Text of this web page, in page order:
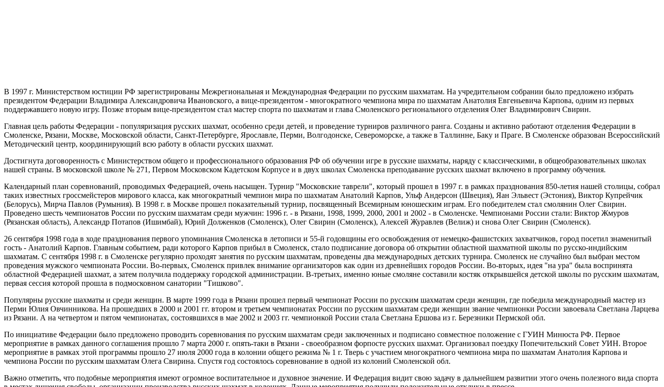
В 1997 г. Министерством юстиции РФ зарегистрированы Межрегиональная и Международная Федерации по русским шахматам. На учредительном собрании было предложено избрать
президентом Федерации Владимира Александровича Ивановского, а вице-президентом - многократного чемпиона мира по шахматам Анатолия Евгеньевича Карпова, одним из первых
поддержавшего новую игру. Позже вторым вице-президентом стал мастер спорта по шахматам и глава Смоленского регионального отделения Олег Владимирович Свирин.
Главная цель работы Федерации - популяризация русских шахмат, особенно среди детей, и проведение турниров различного ранга. Созданы и активно работают отделения Федерации в
Смоленске, Рязани, Москве, Московской области, Санкт-Петербурге, Ярославле, Перми, Волгодонске, Североморске, а также в Таллинне, Баку и Праге. В Смоленске образован Всероссийский
Методический центр, координирующий всю работу в области русских шахмат.
Достигнута договоренность с Министерством общего и профессионального образования РФ об обучении игре в русские шахматы, наряду с классическими, в общеобразовательных школах
нашей страны. В московской школе № 271, Первом Московском Кадетском Корпусе и в двух школах Смоленска преподавание русских шахмат включено в программу обучения.
Календарный план соревнований, проводимых Федерацией, очень насыщен. Турнир "Московские таврели", который прошел в 1997 г. в рамках празднования 850-летия нашей столицы, собрал
таких известных гроссмейстеров мирового класса, как многократный чемпион мира по шахматам Анатолий Карпов, Ульф Андерсон (Швеция), Яан Эльвест (Эстония), Виктор Купрейчик
(Белорусь), Мирча Павлов (Румыния). В 1998 г. в Москве прошел показательный турнир, посвященный Всемирным юношеским играм. Его победителем стал смолянин Олег Свирин.
Проведено шесть чемпионатов России по русским шахматам среди мужчин: 1996 г. - в Рязани, 1998, 1999, 2000, 2001 и 2002 - в Смоленске. Чемпионами России стали: Виктор Жмуров
(Рязанская область), Александр Потапов (Ишимбай), Юрий Долженков (Смоленск), Олег Свирин (Смоленск), Алексей Журавлев (Велиж) и снова Олег Свирин (Смоленск).
26 сентября 1998 года в ходе празднования первого упоминания Смоленска в летописи и 55-й годовщины его освобождения от немецко-фашистских захватчиков, город посетил знаменитый
гость - Анатолий Карпов. Главным событием, ради которого Карпов прибыл в Смоленск, стало подписание договора об открытии областной шахматной школы по русско-индийским
шахматам. С сентября 1998 г. в Смоленске регулярно проходят занятия по русским шахматам, проведены два международных детских турнира. Смоленск не случайно был выбран местом
проведения мужского чемпионата России. Во-первых, Смоленск привлек внимание организаторов как один из древнейших городов России. Во-вторых, идея "на ура" была воспринята
областной Федерацией шахмат, а затем получила поддержку городской администрации. В-третьих, именно юные смоляне составили костяк открывшейся детской школы по русским шахматам,
первая сессия которой прошла в подмосковном санатории "Тишково".
Популярны русские шахматы и среди женщин. В марте 1999 года в Рязани прошел первый чемпионат России по русским шахматам среди женщин, где победила международный мастер из
Перми Юлия Овчинникова. На прошедших в 2000 и 2001 гг. втором и третьем чемпионатах России по русским шахматам среди женщин звание чемпионки России завоевала Светлана Ларцева
из Рязани. А на четвертом и пятом чемпионатах, состоявшихся в мае 2002 и 2003 гг. чемпионкой России стала Светлана Ершова из г. Березники Пермской обл.
По инициативе Федерации было предложено проводить соревнования по русским шахматам среди заключенных и подписано совместное положение с ГУИН Минюста РФ. Первое
мероприятие в рамках данного соглашения прошло 7 марта 2000 г. опять-таки в Рязани - своеобразном форпосте русских шахмат. Организовал поездку Попечительский Совет УИН. Второе
мероприятие в рамках этой программы прошло 27 июля 2000 года в колонии общего режима № 1 г. Тверь с участием многократного чемпиона мира по шахматам Анатолия Карпова и
чемпиона России по русским шахматам Олега Свирина. Спустя год состоялось соревнование в одной из колоний Смоленской обл.
Важно отметить, что подобные мероприятия имеют огромное воспитательное и духовное значение. И Федерация видит свою задачу в дальнейшем развитии этого очень полезного вида спорта